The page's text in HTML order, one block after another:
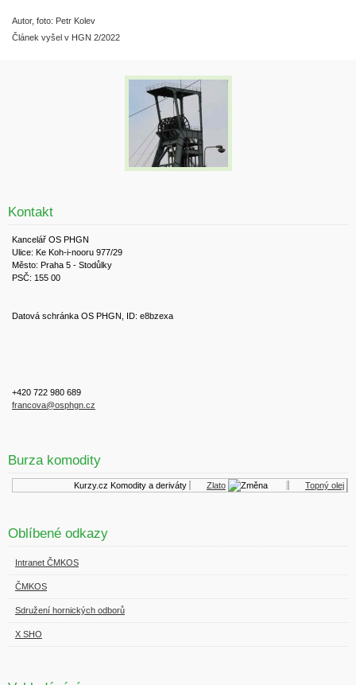
Autor, foto: Petr Kolev
Článek vyšel v HGN 2/2022
Kontakt
Kancelář OS PHGN
Ulice: Ke Koh-i-nooru 977/29
Město: Praha 5 - Stodůlky
PSČ: 155 00
Datová schránka OS PHGN, ID: e8bzexa
+420 722 980 689
francova@osphgn.cz
Burza komodity
Kurzy.cz Komodity a deriváty Zlato Topný olej
Oblíbené odkazy
Intranet ČMKOS
ČMKOS
Sdružení hornických odborů
X SHO